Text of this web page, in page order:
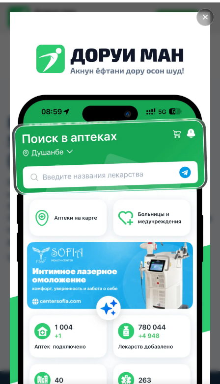
✕
Доруи ман
Установить
ВИТАМИН В12 1МЛ
500МГ АМП №10
(РОССИЯ)
ВИТАМИН В12 1МЛ 500МГ АМП №10 (РОССИЯ)
можно купить или заказать в аптеках, Саховати
Нур (Nur), Аптека Рахмат 2004, Арзон Дору, Арча
других городах Таджикистана
Цена: от0.40 TJS